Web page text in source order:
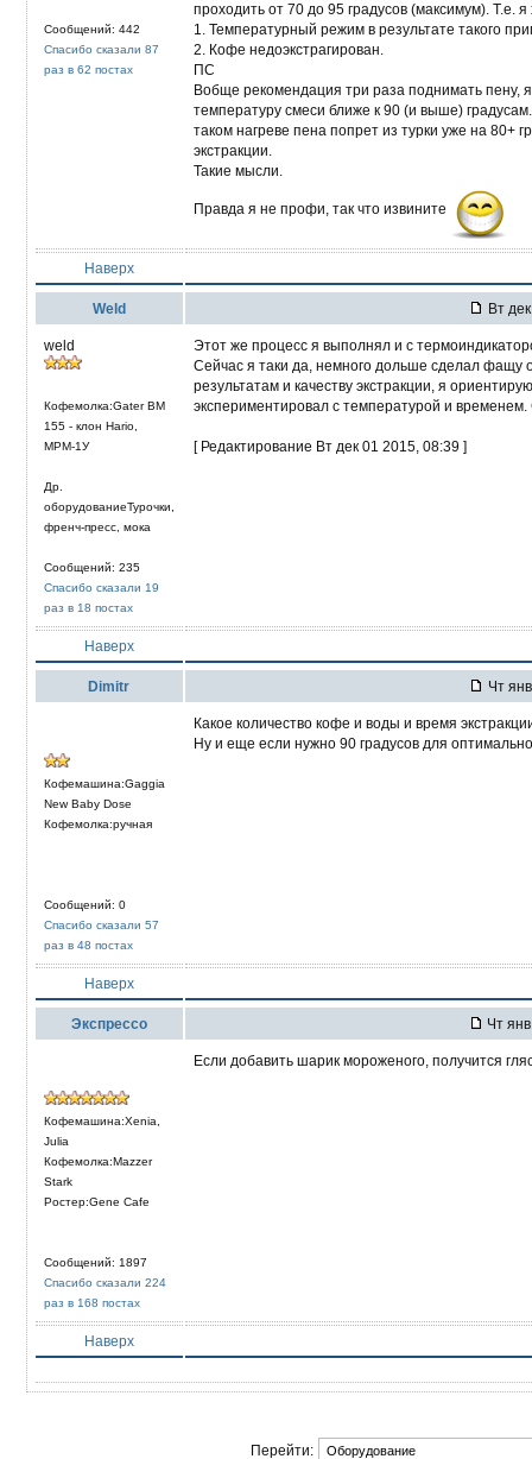
Сообщений: 442
Спасибо сказали 87
раз в 62 постах
проходить от 70 до 95 градусов (максимум). Т.е. я
1. Температурный режим в результате такого
2. Кофе недоэкстрагирован.
ПС
Вобще рекомендация три раза поднимать пену,
температуру смеси ближе к 90 (и выше)
таком нагреве пена попрет из турки уже на 80+
экстракции.
Такие мысли.
Правда я не профи, так что извините
Наверх
Weld Вт
weld
Кофемолка:Gater BM
155 - клон Hario,
МРМ-1У
Др.
оборудованиеТурочки,
френч-пресс, мока
Сообщений: 235
Спасибо сказали 19
раз в 18 постах
Этот же процесс я выполнял и с
Сейчас я таки да, немного дольше сделал фащу
результатам и качеству экстракции, я
экспериментировал с температурой и
[ Редактирование Вт дек 01 2015, 08:39 ]
Наверх
Dimitr Чт
Кофемашина:Gaggia
New Baby Dose
Кофемолка:ручная
Сообщений: 0
Спасибо сказали 57
раз в 48 постах
Какое количество кофе и воды и время
Ну и еще если нужно 90 градусов для
Наверх
Экспрессо Чт
Кофемашина:Xenia,
Julia
Кофемолка:Mazzer
Stark
Ростер:Gene Cafe
Сообщений: 1897
Спасибо сказали 224
раз в 168 постах
Если добавить шарик мороженого, получится
Наверх
Перейти: